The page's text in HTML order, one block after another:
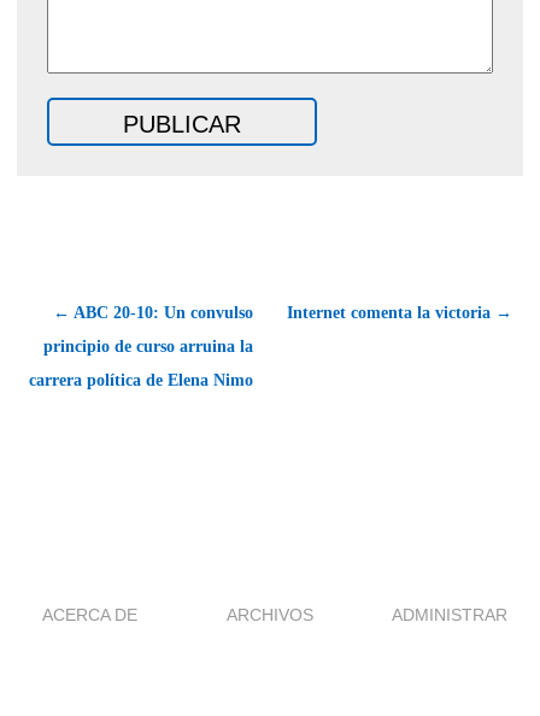
← ABC 20-10: Un convulso
principio de curso arruina la
carrera política de Elena Nimo
Internet comenta la victoria →
ACERCA DE ARCHIVOS ADMINISTRAR